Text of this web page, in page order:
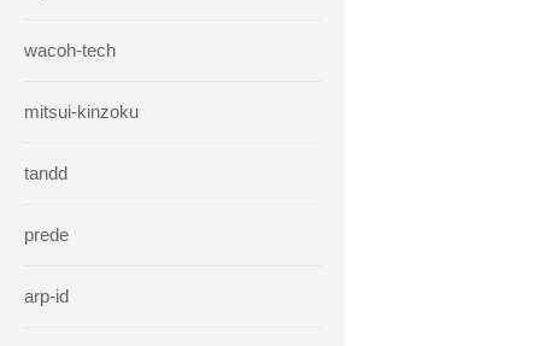
wacoh-tech
mitsui-kinzoku
tandd
prede
arp-id